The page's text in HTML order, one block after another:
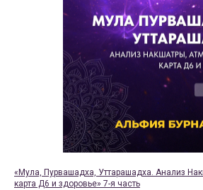
«Мула, Пурвашадха, Уттарашадха. Анализ
карта Д6 и здоровье» 7-я часть